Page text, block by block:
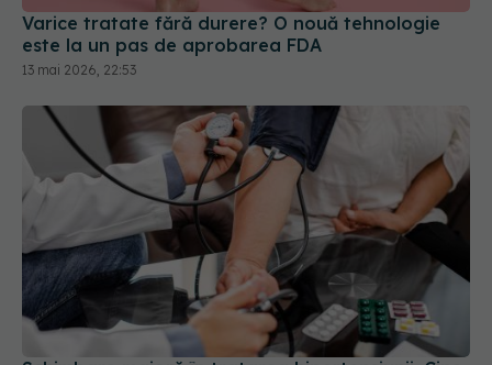
Varice tratate fără durere? O nouă tehnologie
este la un pas de aprobarea FDA
13 mai 2026, 22:53